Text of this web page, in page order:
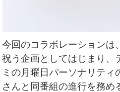
今回のコラボレーションは
祝う企画としてはじまり、
ミの月曜日パーソナリテ
さんと同番組の進行を務め